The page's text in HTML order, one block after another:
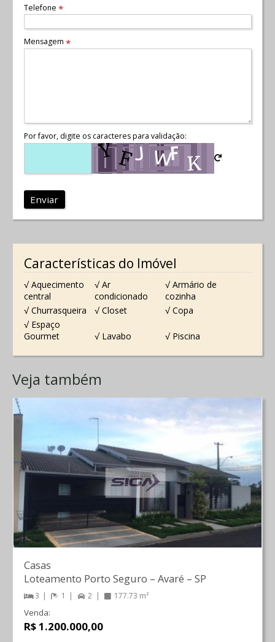
Telefone *
Mensagem *
Por favor, digite os caracteres para validação:
Enviar
Características do Imóvel
√ Aquecimento
central
√ Ar
condicionado
√ Armário de
cozinha
√ Churrasqueira
√ Closet
√ Copa
√ Espaço
Gourmet
√ Lavabo √ Piscina
Veja também
Casas
Loteamento Porto Seguro – Avaré – SP
3 1 2 177.73 m²
Venda:
R$ 1.200.000,00